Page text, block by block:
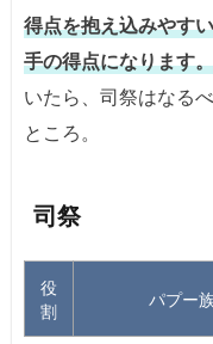
得点を抱え込みやす
手の得点になります。
いたら、司祭はなる
ところ。
司祭
役
割
パプー